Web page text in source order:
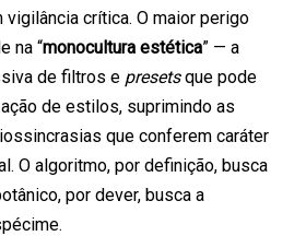
vigilância crítica. O maior perigo
na “monocultura estética” — a
de filtros e presetsque pode
de estilos, suprimindo as
que conferem caráter
O algoritmo, por definição, busca
por dever, busca a